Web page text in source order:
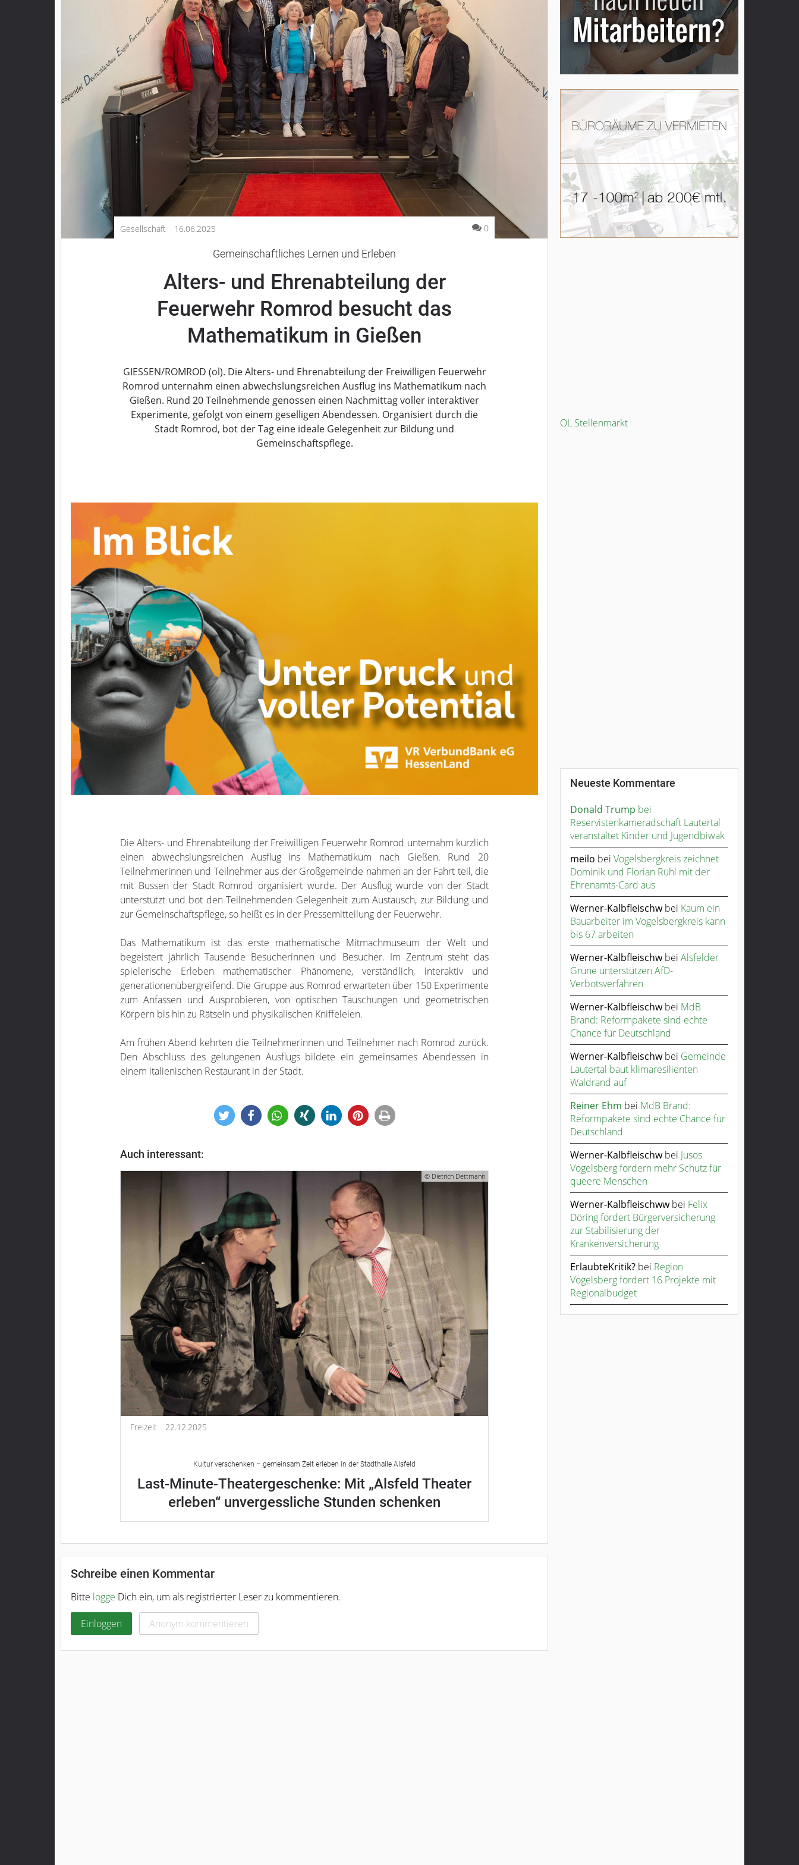
Vogelsberg
Alsfeld
Impressum
Datenschutzerklärung
Gesellschaft 16.06.2025 0
Gemeinschaftliches Lernen und Erleben
Alters- und Ehrenabteilung der
Feuerwehr Romrod besucht das
Mathematikum in Gießen
GIESSEN/ROMROD (ol). Die Alters- und Ehrenabteilung der Freiwilligen Feuerwehr
Romrod unternahm einen abwechslungsreichen Ausflug ins Mathematikum nach
Gießen. Rund 20 Teilnehmende genossen einen Nachmittag voller interaktiver
Experimente, gefolgt von einem geselligen Abendessen. Organisiert durch die
Stadt Romrod, bot der Tag eine ideale Gelegenheit zur Bildung und
Gemeinschaftspflege.
Die Alters- und Ehrenabteilung der Freiwilligen Feuerwehr Romrod unternahm kürzlich
einen abwechslungsreichen Ausflug ins Mathematikum nach Gießen. Rund 20
Teilnehmerinnen und Teilnehmer aus der Großgemeinde nahmen an der Fahrt teil, die
mit Bussen der Stadt Romrod organisiert wurde. Der Ausflug wurde von der Stadt
unterstützt und bot den Teilnehmenden Gelegenheit zum Austausch, zur Bildung und
zur Gemeinschaftspflege, so heißt es in der Pressemitteilung der Feuerwehr.
Das Mathematikum ist das erste mathematische Mitmachmuseum der Welt und
begeistert jährlich Tausende Besucherinnen und Besucher. Im Zentrum steht das
spielerische Erleben mathematischer Phänomene, verständlich, interaktiv und
generationenübergreifend. Die Gruppe aus Romrod erwarteten über 150 Experimente
zum Anfassen und Ausprobieren, von optischen Täuschungen und geometrischen
Körpern bis hin zu Rätseln und physikalischen Kniffeleien.
Am frühen Abend kehrten die Teilnehmerinnen und Teilnehmer nach Romrod zurück.
Den Abschluss des gelungenen Ausflugs bildete ein gemeinsames Abendessen in
einem italienischen Restaurant in der Stadt.
Auch interessant:
© Dietrich Dettmann
Freizeit 22.12.2025
Kultur verschenken – gemeinsam Zeit erleben in der Stadthalle Alsfeld
Last-Minute-Theatergeschenke: Mit „Alsfeld Theater
erleben“ unvergessliche Stunden schenken
Schreibe einen Kommentar
Bitte logge Dich ein, um als registrierter Leser zu kommentieren.
Einloggen Anonym kommentieren
OL Stellenmarkt
Neueste Kommentare
Donald Trump bei
Reservistenkameradschaft Lautertal
veranstaltet Kinder und Jugendbiwak
meilo bei Vogelsbergkreis zeichnet
Dominik und Florian Rühl mit der
Ehrenamts-Card aus
Werner-Kalbfleischwbei Kaum ein
Bauarbeiter im Vogelsbergkreis kann
bis 67 arbeiten
Werner-Kalbfleischwbei Alsfelder
Grüne unterstützen AfD-
Verbotsverfahren
Werner-Kalbfleischwbei MdB
Brand: Reformpakete sind echte
Chance für Deutschland
Werner-Kalbfleischwbei Gemeinde
Lautertal baut klimaresilienten
Waldrand auf
Reiner Ehm bei MdB Brand:
Reformpakete sind echte Chance für
Deutschland
Werner-Kalbfleischwbei Jusos
Vogelsberg fordern mehr Schutz für
queere Menschen
Werner-Kalbfleischwwbei Felix
Döring fordert Bürgerversicherung
zur Stabilisierung der
Krankenversicherung
ErlaubteKritik? bei Region
Vogelsberg fördert 16 Projekte mit
Regionalbudget